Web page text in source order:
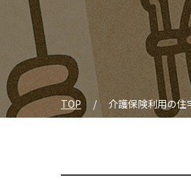
TOP 介護保険利用の住